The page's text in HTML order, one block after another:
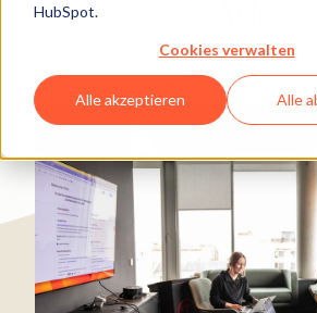
HubSpot.
Cookies verwalten
Alle akzeptieren Alle
Software und
Großunternehmen (über 200